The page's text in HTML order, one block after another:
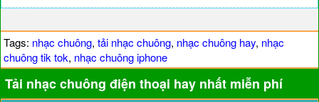
Tags: nhạc chuông, tải nhạc chuông, nhạc chuông hay, nhạc
chuông tik tok, nhạc chuông iphone
Tải nhạc chuông điện thoại hay nhất miễn phí